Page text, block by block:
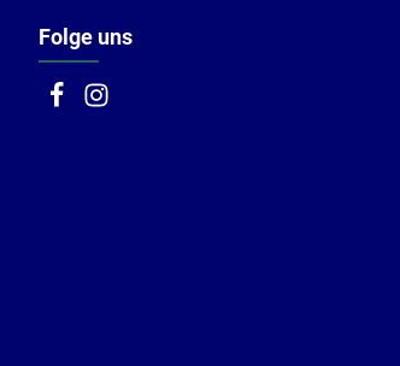
Folge uns